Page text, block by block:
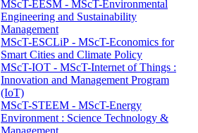
MScT-EESM - MScT-Environmental
Engineering and Sustainability
Management
MScT-ESCLiP - MScT-Economics for
Smart Cities and Climate Policy
MScT-IOT - MScT-Internet of Things :
Innovation and Management Program
(IoT)
MScT-STEEM - MScT-Energy
Environment : Science Technology &
Management